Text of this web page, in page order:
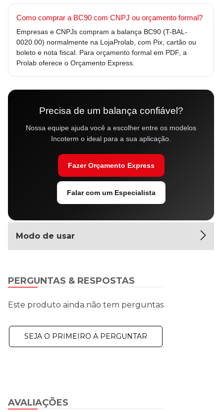
Como comprar a BC90 com CNPJ ou orçamento formal?
Empresas e CNPJs compram a balança BC90 (T-BAL-
0020.00) normalmente na LojaProlab, com Pix, cartão ou
boleto e nota fiscal. Para orçamento formal em PDF, a
Prolab oferece o Orçamento Express.
Precisa de um balança confiável?
Nossa equipe ajuda você a escolher entre os modelos
Incoterm o ideal para a sua aplicação.
Fazer Orçamento Express
Falar com um Especialista
Modo de usar
AVALIAÇÕES
PERGUNTAS & RESPOSTAS
Este produto ainda não tem perguntas
SEJA O PRIMEIRO A PERGUNTAR